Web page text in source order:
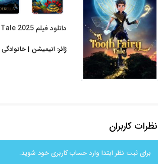
دانلود فیلم A Tooth Fairy Tale 2025
ژانر: انیمیشن |
نظرات کاربران
برای ثبت نظر ابتدا وارد حساب کاربری خود شوید.